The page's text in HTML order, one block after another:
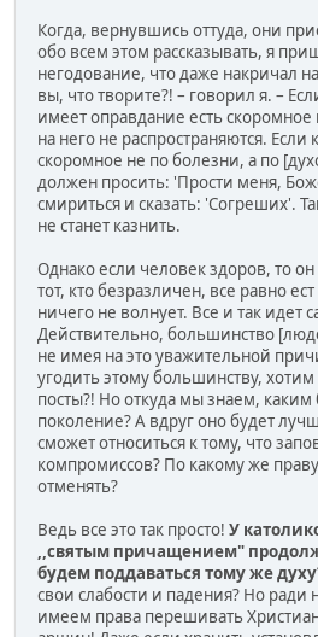
Когда, вернувшись оттуда, они
обо всем этом рассказывать, я
негодование, что даже накричал
вы, что творите?! – говорил я. –
имеет оправдание есть
на него не распространяются. Если
скоромное не по болезни, а по
должен просить: 'Прости меня,
смириться и сказать: 'Согреших'.
не станет казнить.
Однако если человек здоров, то
тот, кто безразличен, все равно
ничего не волнует. Все и так идет
Действительно, большинство
не имея на это уважительной
угодить этому большинству,
посты?! Но откуда мы знаем,
поколение? А вдруг оно будет
сможет относиться к тому, что
компромиссов? По какому же
отменять?
Ведь все это так просто! У
,,святым причащением"
будем поддаваться тому же
свои слабости и падения? Но ради
имеем права перешивать